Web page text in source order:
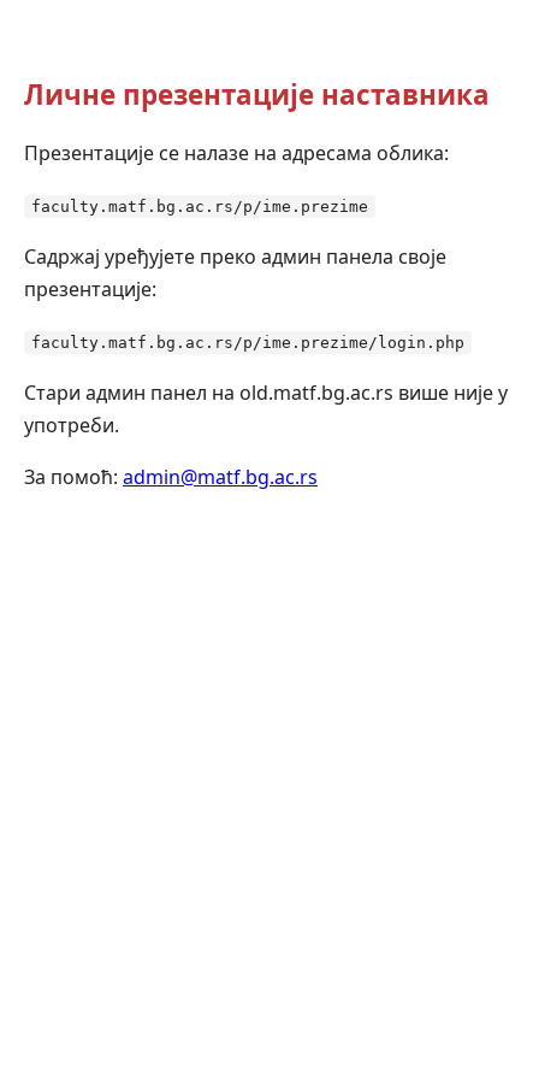
Личне презентације наставника
Презентације се налазе на адресама облика:
faculty.matf.bg.ac.rs/p/ime.prezime
Садржај уређујете преко админ панела своје
презентације:
faculty.matf.bg.ac.rs/p/ime.prezime/login.php
Стари админ панел на old.matf.bg.ac.rs више није у
употреби.
За помоћ: admin@matf.bg.ac.rs